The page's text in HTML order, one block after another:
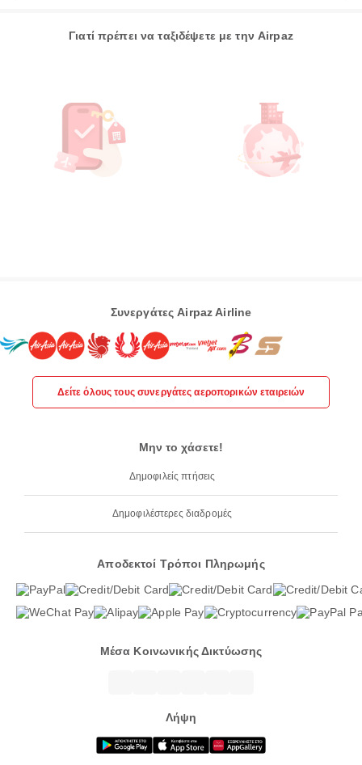
Γιατί πρέπει να ταξιδέψετε με την Airpaz
Συνεργάτες Airpaz Airline
Δείτε όλους τους συνεργάτες αεροπορικών εταιρειών
Μην το χάσετε!
Δημοφιλείς πτήσεις
Δημοφιλέστερες διαδρομές
Αποδεκτοί Τρόποι Πληρωμής
Μέσα Κοινωνικής Δικτύωσης
Λήψη